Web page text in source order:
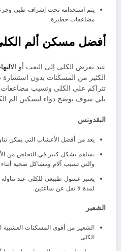
يتم استخدامه تحت إشراف طبي
مضاعفات خطيرة.
أفضل مسكن ألم
عند تعرض الكلى إلى التعب أو
الكثير من المسكنات بدون استشارة
تتراكم على الكلى وتسبب مضاعفات
يلي سوف نوضح دواء لتسكين الم
البقدونس
يعد من أفضل الأعشاب التي يمكن
يساهم بشكل كبير في التخلص من
والتي تسبب آلام ومشاكل صحية أثناء
يعتبر غسول طبيعي للكلى عند
لمدة لا تقل عن ساعتين.
الشعير
الشعير من أقوى المسكنات العشبية
الكلى.